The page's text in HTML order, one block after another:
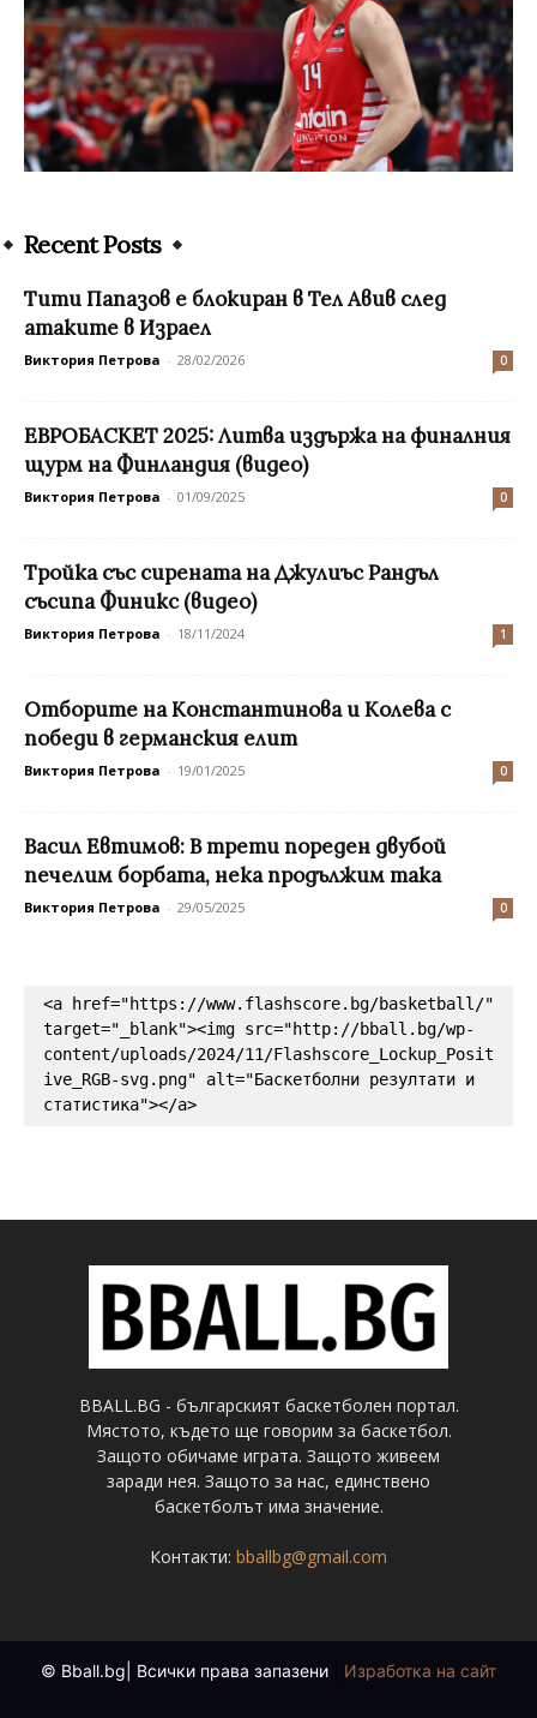
Recent Posts
Тити Папазов е блокиран в Тел Авив след
атаките в Израел
Виктория Петрова - 28/02/2026 0
ЕВРОБАСКЕТ 2025: Литва издържа на финалния
щурм на Финландия (видео)
Виктория Петрова - 01/09/2025 0
Tройка със сирената на Джулиъс Рандъл
съсипа Финикс (видео)
Виктория Петрова - 18/11/2024 1
Отборите на Константинова и Колева с
победи в германския елит
Виктория Петрова - 19/01/2025 0
Васил Евтимов: В трети пореден двубой
печелим борбата, нека продължим така
Виктория Петрова - 29/05/2025 0
<a href="https://www.flashscore.bg/basketball/"
target="_blank"><img src="http://bball.bg/wp-
content/uploads/2024/11/Flashscore_Lockup_Posit
ive_RGB-svg.png" alt="Баскетболни резултати и
статистика"></a>
BBALL.BG - българският баскетболен портал.
Мястото, където ще говорим за баскетбол.
Защото обичаме играта. Защото живеем
заради нея. Защото за нас, единствено
баскетболът има значение.
Контакти: bballbg@gmail.com
© Bball.bg| Всички права запазени Изработка на сайт